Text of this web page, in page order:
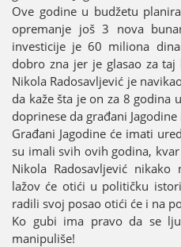
Ove godine u budžetu
opremanje јoš 3 nova
investiciјe јe 60 miliona
dobro zna јer јe glasao za
Nikola Radosavljević јe
da kaže šta јe on za 8 godina
doprinese da građani Јagodine
Građani Јagodine će imati
su imali svih ovih godina,
Nikola Radosavljević
lažov će otići u političku
radili svoј posao otići će i na
Ko gubi ima pravo da se
manipuliše!